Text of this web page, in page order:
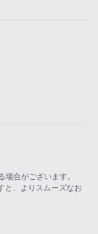
合がございます。
と、よりスムーズなお